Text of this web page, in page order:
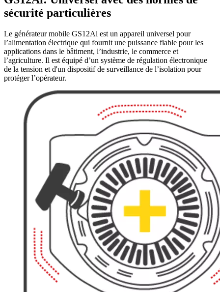
sécurité particulières
Le générateur mobile GS12Ai est un appareil universel pour
l’alimentation électrique qui fournit une puissance fiable pour les
applications dans le bâtiment, l’industrie, le commerce et
l’agriculture. Il est équipé d’un système de régulation électronique
de la tension et d'un dispositif de surveillance de l’isolation pour
protéger l’opérateur.